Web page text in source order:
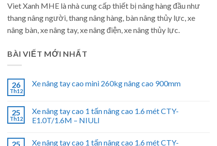
Viet Xanh MHE là nhà cung cấp thiết bị nâng hàng đầu như
thang nâng người, thang nâng hàng, bàn nâng thủy lực, xe
nâng bàn, xe nâng tay, xe nâng điện, xe nâng thủy lực.
BÀI VIẾT MỚI NHẤT
26
Th12
Xe nâng tay cao mini 260kg nâng cao 900mm
25
Th12
Xe nâng tay cao 1 tấn nâng cao 1.6 mét CTY-
E1.0T/1.6M – NIULI
25 Xe nâng tay cao 1 tấn nâng cao 1.6 mét CTY-